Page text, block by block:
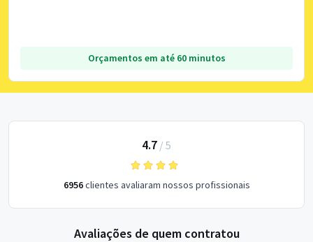
Orçamentos em até 60 minutos
4.7 / 5
6956clientes avaliaram nossos profissionais
Avaliações de quem contratou